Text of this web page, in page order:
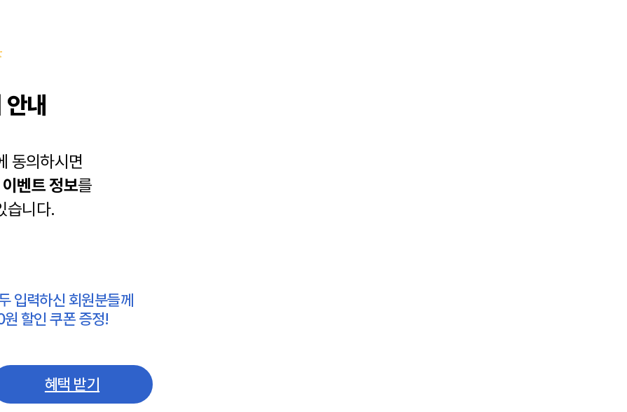
내
동의하시면
이벤트 정보를
습니다.
입력하신 회원분들께
할인 쿠폰 증정!
혜택 받기